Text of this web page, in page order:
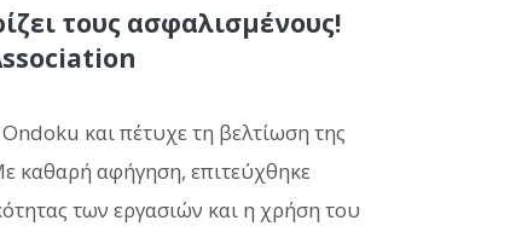
τους ασφαλισμένους!
και πέτυχε τη βελτίωση της
καθαρή αφήγηση, επιτεύχθηκε
των εργασιών και η χρήση του